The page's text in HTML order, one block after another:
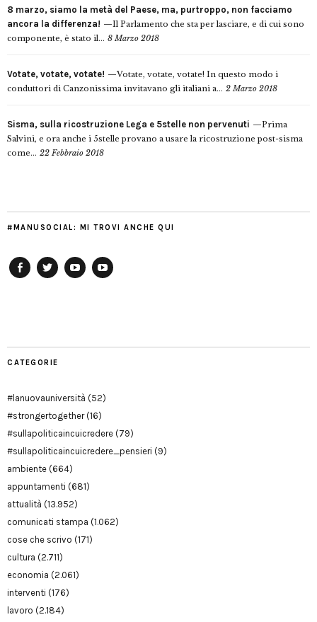
8 marzo, siamo la metà del Paese, ma, purtroppo, non facciamo
ancora la differenza!
Il Parlamento che sta per lasciare, e di cui sono
componente, è stato il... 8 Marzo 2018
Votate, votate, votate!
Votate, votate, votate! In questo modo i
conduttori di Canzonissima invitavano gli italiani a... 2 Marzo 2018
Sisma, sulla ricostruzione Lega e 5stelle non pervenuti
Prima
Salvini, e ora anche i 5stelle provano a usare la ricostruzione post-sisma
come... 22 Febbraio 2018
#MANUSOCIAL: MI TROVI ANCHE QUI
CATEGORIE
#lanuovauniversità (52)
#strongertogether(16)
#sullapoliticaincuicredere (79)
#sullapoliticaincuicredere_pensieri (9)
ambiente (664)
appuntamenti (681)
attualità (13.952)
comunicati stampa (1.062)
cose che scrivo (171)
cultura (2.711)
economia (2.061)
interventi (176)
lavoro (2.184)